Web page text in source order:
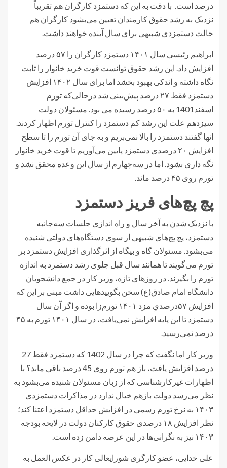
درصد است. با دقت به این که دستمزد کارگران هم تقریباً
نزدیک به رشد حقوق کارمندان تعیین می‌بشود کارگران هم
حالت دستمزدی شبیهی برای سال آینده خواهند داشت.
ابراهیم رئیسی سال ۱۴۰۱ دستمزد کارگران را ۵۷ درصد
افزایش داد. این رشد حقوق توانست قوت خرید خانوار را ثابت
نگاه داشته و اندکی بهبود بخشد اما برای سال ۱۴۰۲ افزایش
دستمزد فقط ۲۷ درصد پیش‌بینی شد درحالی‌که تورم
اسفند1401 به ۵۰ درصد رسیده می بود. مسئولان دولت
سیزدهم علت این رشد کم دستمزد را کنترل تورم اظهار کردند.
انها گفتند دستمزد را بالا نمی‌بریم و به جای آن تورم را تا سطح
افزایش ۲۰ درصدی دستمزد پایین می‌آوریم تا قوت خرید خانوار
نگه داری بشود. اما در سه‌چهارم از سال این وعده محقق نشد و
تورم روی ۴۵ درصد ماند.
پچ پچ‌های فریز دستمزد
با نزدیک شدن به آخر سال و راه اندازی جلسات سه‌جانبه
دستمزد، پچ پچ‌های شبیهی از سوی دستگاه‌های دولتی شنیده
می‌بشود. مسئولان گاه و بیگاه از اثرگذاری افزایش دستمزد بر
تورم می‌گویند تا همانند سال قبل جلوی رشد دستمزد به اندازه
تورم را بگیرند. در روزهای تازه، وزیر کار در جمع دانشجویان
دانشگاه امام صادق(ع) سخن بگویید‌هایی داشت مبنی بر این که
افزایش ۵۷درصدیِ مزد ۱۴۰۱ تورم‌زا بوده و اگر آن سال
دستمزد تا این پایه افزایش نمی‌یافت، در سال ۱۴۰۱ تورم به ۴۵
درصد نمی‌رسید.
وزیر کار اما نگفت که چرا در سال 1402 که دستمزد فقط 27
درصد افزایش یافت، باز هم تورم روی 45 درصد باقی ماند؟ با
اظهارات غیرکارشناسی که از زبان مسئولان شنیده می‌بشود به
نظر می‌رسد دولت بازهم خیال ندارد در مذاکرات دستمزدی
۱۴۰۳ به نرخ تورم رسمی در افزایش حداقل دستمزد اعتنا کند؛
نظر افزایش ۱۸ درصدی حقوق کارکنان دولت در لایحه بودجه
۱۴۰۳ نیز به نگرانی‌ها در این عرصه دامن زده است.
علی خدایی، عضو کارگری شورایعالی کار در عکس العمل به